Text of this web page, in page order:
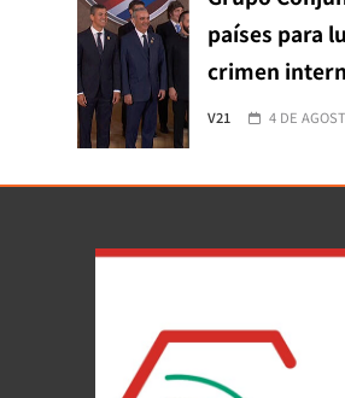
países para
crimen
V21 4 DE